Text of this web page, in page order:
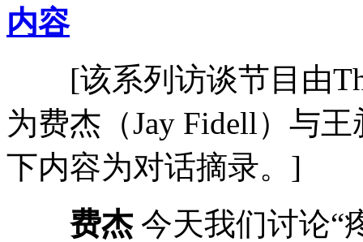
内容
[该系列访谈节目由
为费杰（Jay Fidell）与
下内容为对话摘录。]
费杰今天我们讨论“